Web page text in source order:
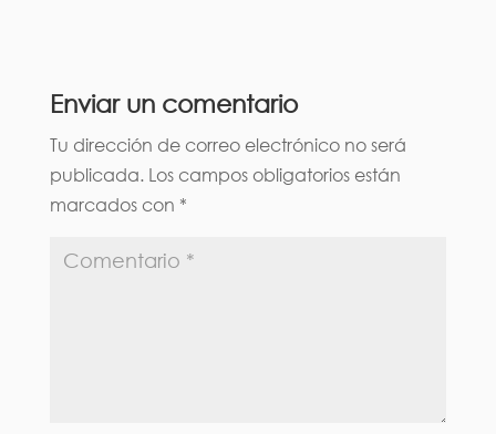
Enviar un comentario
Tu dirección de correo electrónico no será
publicada. Los campos obligatorios están
marcados con *